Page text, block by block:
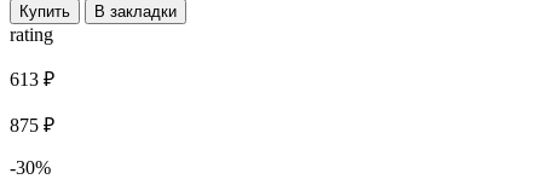
Купить В закладки
rating
613 ₽
875 ₽
-30%